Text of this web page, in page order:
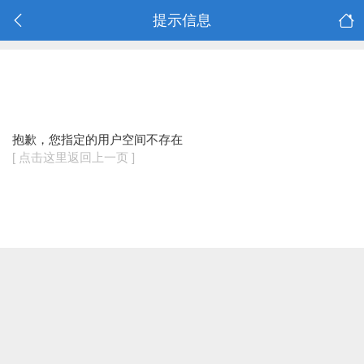
提示信息
抱歉，您指定的用户空间不存在
[ 点击这里返回上一页 ]